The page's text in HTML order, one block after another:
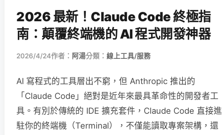
2026 最新！Claude Code 終極指
南：顛覆終端機的 AI 程式開發神器
2026/4/24作者： 阿湯分類： 線上工具/服務
AI 寫程式的工具層出不窮，但 Anthropic 推出的
「Claude Code」絕對是近年來最具革命性的開發者工
具。有別於傳統的 IDE 擴充套件，Claude Code 直接進
駐你的終端機（Terminal），不僅能讀取專案架構，還